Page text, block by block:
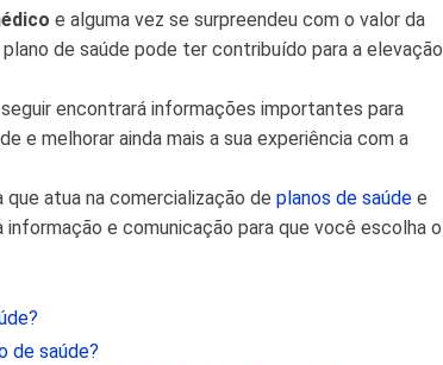
e alguma vez se surpreendeu com o valor da
de saúde pode ter contribuído para a elevação
encontrará informações importantes para
e melhorar ainda mais a sua experiência com a
que atua na comercialização de planos de saúde e
e comunicação para que você escolha o
de saúde?